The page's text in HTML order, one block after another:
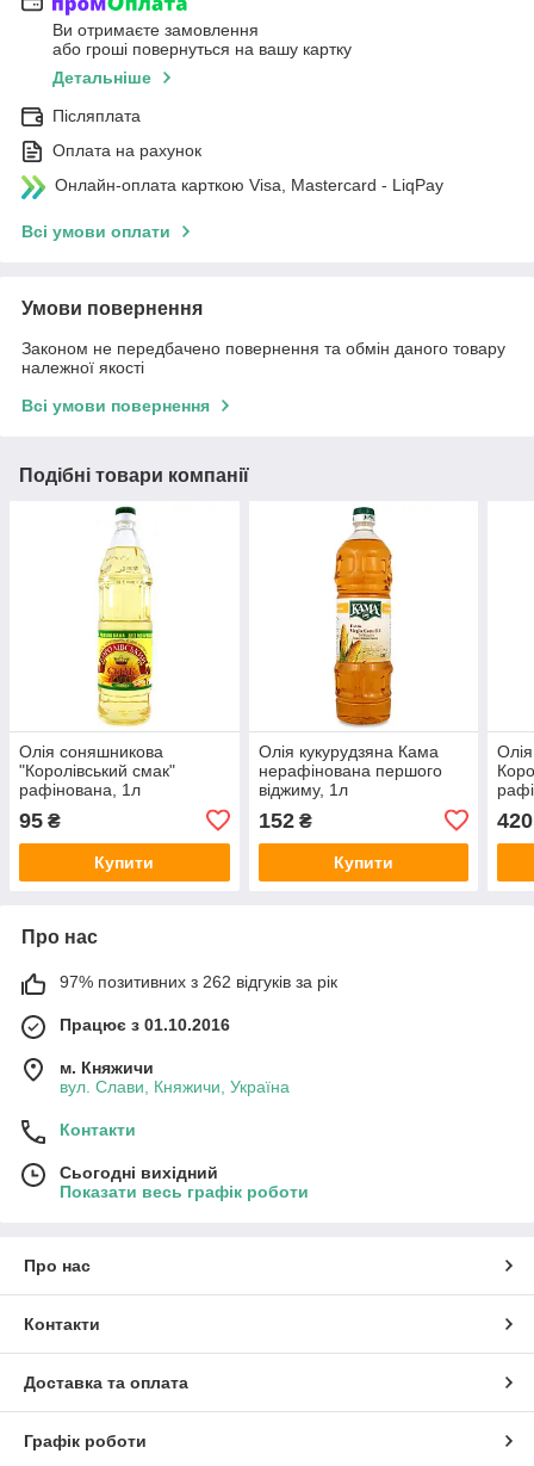
Ви отримаєте замовлення
або гроші повернуться на вашу картку
Детальніше
Післяплата
Оплата на рахунок
Онлайн-оплата карткою Visa, Mastercard - LiqPay
Всі умови оплати
Умови повернення
Законом не передбачено повернення та обмін даного товару
належної якості
Всі умови повернення
Подібні товари компанії
Олія соняшникова
"Королівський смак"
рафінована, 1л
95 ₴
Купити
Олія кукурудзяна Кама
нерафінована першого
віджиму, 1л
152₴
Купити
420
Про нас
97% позитивних з 262 відгуків за рік
Працює з 01.10.2016
м. Княжичи
вул. Слави, Княжичи, Україна
Контакти
Сьогодні вихідний
Показати весь графік роботи
Про нас
Контакти
Доставка та оплата
Графік роботи